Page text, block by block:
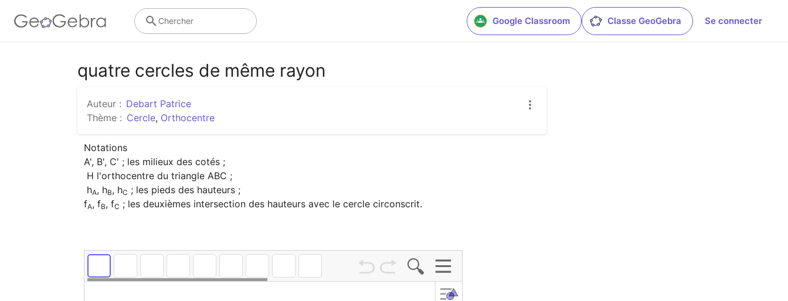
Google Classroom Classe GeoGebra Se connecter
Chercher
quatre cercles de même rayon
Auteur : Debart Patrice
Thème : Cercle, Orthocentre
Notations
A', B', C' ; les milieux des cotés ;
hA, hB, hC ; les pieds des hauteurs ;
fA, fB, fC ; les deuxièmes intersection des hauteurs avec le cercle circonscrit.